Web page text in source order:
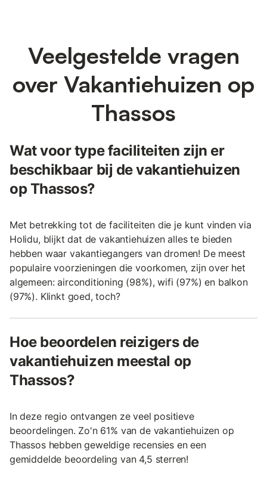
Veelgestelde vragen
over Vakantiehuizen op
Thassos
Wat voor type faciliteiten zijn er
beschikbaar bij de vakantiehuizen
op Thassos?
Met betrekking tot de faciliteiten die je kunt vinden via
Holidu, blijkt dat de vakantiehuizen alles te bieden
hebben waar vakantiegangers van dromen! De meest
populaire voorzieningen die voorkomen, zijn over het
algemeen: airconditioning (98%), wifi (97%) en balkon
(97%). Klinkt goed, toch?
Hoe beoordelen reizigers de
vakantiehuizen meestal op
Thassos?
In deze regio ontvangen ze veel positieve
beoordelingen. Zo'n 61% van de vakantiehuizen op
Thassos hebben geweldige recensies en een
gemiddelde beoordeling van 4,5 sterren!